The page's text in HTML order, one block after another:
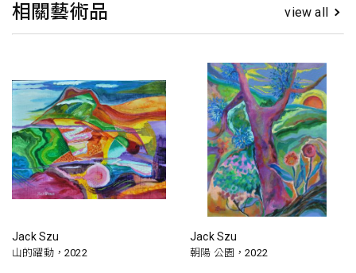
相關藝術品 view all
Jack Szu
山的躍動，2022
Jack Szu
朝陽 公園，2022